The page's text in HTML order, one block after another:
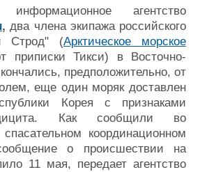
Услуги
Флот
Галерея флота
Форум
Отзывы
Все службы
агентство
, два члена экипажа российского
Строд" (Арктическое морское
приписки Тикси) в Восточно-
предположительно, от
еще один моряк доставлен
Корея с признаками
Как сообщили во
координационном
о происшествии на
11 мая, передает агентство